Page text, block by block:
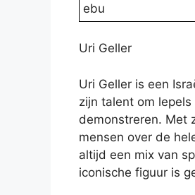
ebu
Uri Geller
Uri Geller is een
zijn talent om lepels
demonstreren. Met
mensen over de
altijd een mix van
iconische figuur is